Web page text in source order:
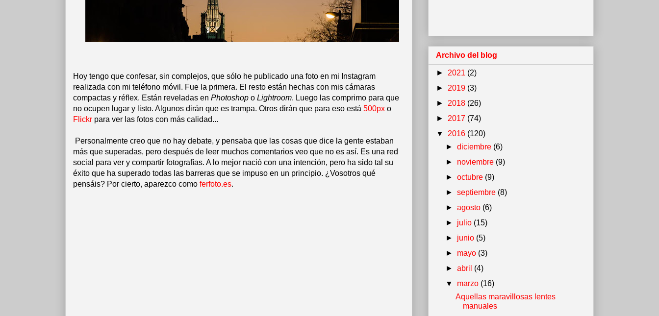
Hoy tengo que confesar, sin complejos, que sólo he publicado una foto en mi Instagram
realizada con mi teléfono móvil. Fue la primera. El resto están hechas con mis cámaras
compactas y réflex. Están reveladas en Photoshop o Lightroom. Luego las comprimo para que
no ocupen lugar y listo. Algunos dirán que es trampa. Otros dirán que para eso está 500px o
Flickr para ver las fotos con más calidad...
Personalmente creo que no hay debate, y pensaba que las cosas que dice la gente estaban
más que superadas, pero después de leer muchos comentarios veo que no es así. Es una red
social para ver y compartir fotografías. A lo mejor nació con una intención, pero ha sido tal su
éxito que ha superado todas las barreras que se impuso en un principio. ¿Vosotros qué
pensáis? Por cierto, aparezco como ferfoto.es.
Archivo del blog
► 2021 (2)
► 2019 (3)
► 2018 (26)
► 2017 (74)
▼ 2016 (120)
►diciembre (6)
► noviembre (9)
►octubre (9)
►septiembre (8)
►agosto (6)
► julio (15)
► junio (5)
► mayo (3)
►abril (4)
▼ marzo (16)
Aquellas maravillosas lentes
manuales